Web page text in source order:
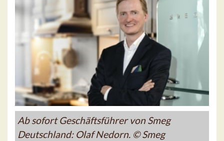
Ab sofort Geschäftsführer von Smeg
Deutschland: Olaf Nedorn. © Smeg